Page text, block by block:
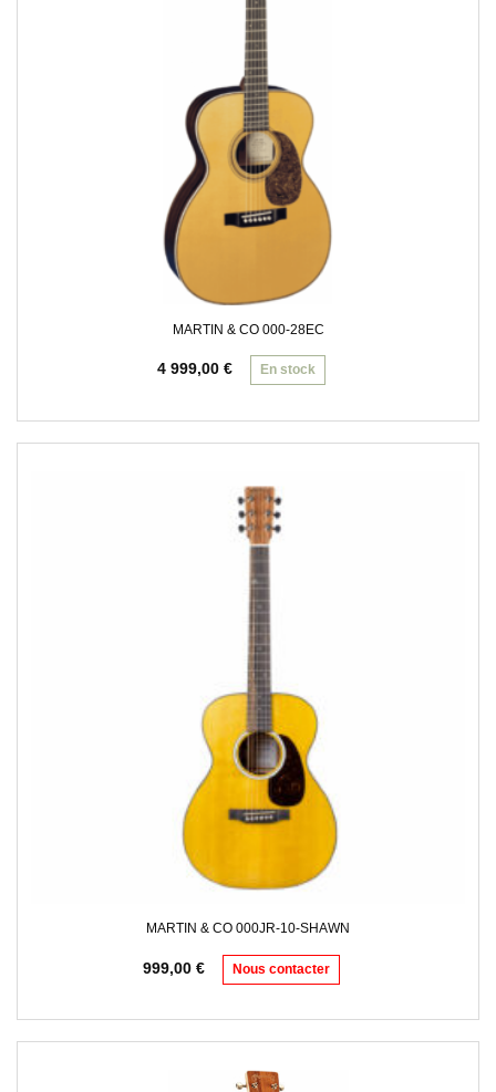
MARTIN & CO 000-28EC
4 999,00 € En stock
MARTIN & CO 000JR-10-SHAWN
999,00 € Nous contacter